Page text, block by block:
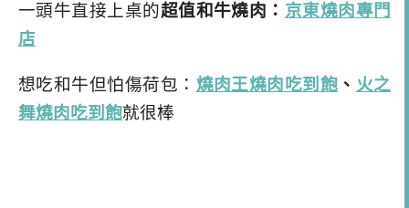
一頭牛直接上桌的超值和牛燒肉： 京東燒肉專門
店
想吃和牛但怕傷荷包： 燒肉王燒肉吃到飽 、 火之
舞燒肉吃到飽就很棒